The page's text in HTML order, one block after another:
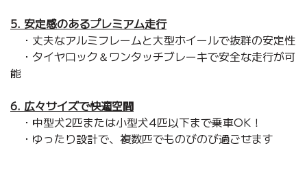
5. 安定感のあるプレミアム走行
・丈夫なアルミフレームと大型ホイールで抜群の安定性
・タイヤロック＆ワンタッチブレーキで安全な走行が可
能
6. 広々サイズで快適空間
・中型犬2匹または小型犬4匹以下まで乗車OK！
・ゆったり設計で、複数匹でものびのび過ごせます